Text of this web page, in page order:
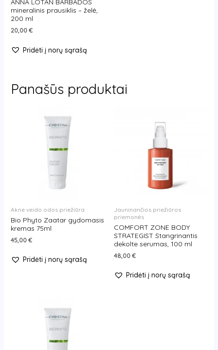
ANNA LOTAN BARBADOS
mineralinis prausiklis – želė,
200 ml
20,00€
Pridėti į norų sąrašą
Panašūs produktai
Akne veido odos priežiūra
Bio Phyto Zaatar gydomasis
kremas 75ml
45,00€
Pridėti į norų sąrašą
Jauninančios priežiūros
priemonės
COMFORT ZONE BODY
STRATEGIST Stangrinantis
dekolte serumas, 100 ml
48,00€
Pridėti į norų sąrašą